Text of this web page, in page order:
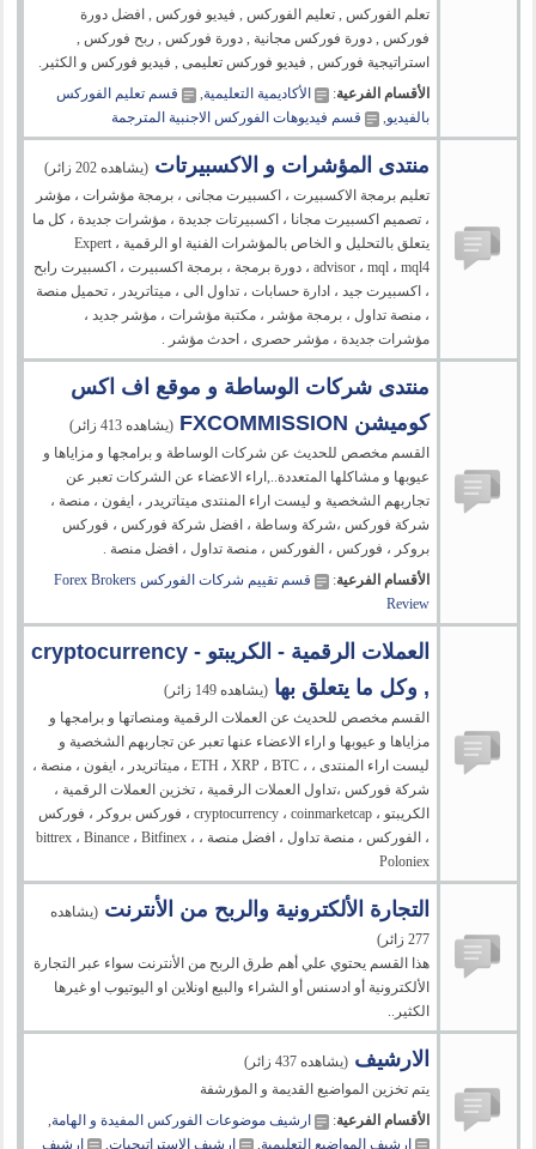
تعلم الفوركس , تعليم الفوركس , فيديو فوركس , افضل دورة
فوركس , دورة فوركس مجانية , دورة فوركس , ربح فوركس ,
استراتيجية فوركس , فيديو فوركس تعليمى , فيديو فوركس و الكثير.
الأقسام الفرعية: الأكاديمية التعليمية,
قسم تعليم الفوركس
بالفيديو, قسم فيديوهات الفوركس الاجنبية المترجمة
منتدى المؤشرات و الاكسبيرتات (يشاهده 202 زائر)
تعليم برمجة الاكسبيرت ، اكسبيرت مجانى ، برمجة مؤشرات ، مؤشر
، تصميم اكسبيرت مجانا ، اكسبيرتات جديدة ، مؤشرات جديدة ، كل ما
يتعلق بالتحليل و الخاص بالمؤشرات الفنية او الرقمية ، Expert
advisor ، mql ، mql4 ، دورة برمجة ، برمجة اكسبيرت ، اكسبيرت رابح
، اكسبيرت جيد ، ادارة حسابات ، تداول الى ، ميتاتريدر ، تحميل منصة
، منصة تداول ، برمجة مؤشر ، مكتبة مؤشرات ، مؤشر جديد ،
مؤشرات جديدة ، مؤشر حصرى ، احدث مؤشر .
منتدى شركات الوساطة و موقع اف اكس
كوميشن FXCOMMISSION
(يشاهده 413 زائر)
القسم مخصص للحديث عن شركات الوساطة و برامجها و مزاياها و
عيوبها و مشاكلها المتعددة..,اراء الاعضاء عن الشركات تعبر عن
تجاربهم الشخصية و ليست اراء المنتدى ميتاتريدر ، ايفون ، منصة ،
شركة فوركس ،شركة وساطة ، افضل شركة فوركس ، فوركس
بروكر ، فوركس ، الفوركس ، منصة تداول ، افضل منصة .
الأقسام الفرعية:
قسم تقييم شركات الفوركس Forex Brokers
Review
العملات الرقمية - الكريبتو - cryptocurrency
, وكل ما يتعلق بها (يشاهده 149 زائر)
القسم مخصص للحديث عن العملات الرقمية ومنصاتها و برامجها و
مزاياها و عيوبها و اراء الاعضاء عنها تعبر عن تجاربهم الشخصية و
ليست اراء المنتدى ، ، ETH ، XRP ، BTC ، ميتاتريدر ، ايفون ، منصة ،
شركة فوركس ،تداول العملات الرقمية ، تخزين العملات الرقمية ،
الكريبتو ، cryptocurrency ، coinmarketcap ، فوركس بروكر ، فوركس
، الفوركس ، منصة تداول ، افضل منصة ، bittrex ، Binance ، Bitfinex ،
Poloniex
التجارة الألكترونية والربح من الأنترنت (يشاهده
277 زائر)
هذا القسم يحتوي علي أهم طرق الربح من الأنترنت سواء عبر التجارة
الألكترونية أو ادسنس أو الشراء والبيع اونلاين او اليوتيوب او غيرها
الكثير..
الارشيف (يشاهده 437 زائر)
يتم تخزين المواضيع القديمة و المؤرشفة
الأقسام الفرعية: ارشيف موضوعات الفوركس المفيدة و الهامة,
ارشيف المواضيع التعليمية, ارشيف الاستراتيجيات, ارشيف